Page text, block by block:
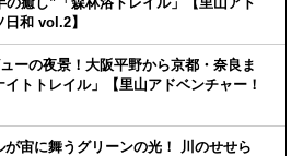
和 vol.2】
ーの夜景！大阪平野から京都・奈良ま
トトレイル」【里山アドベンチャー！
が宙に舞うグリーンの光！ 川のせせら